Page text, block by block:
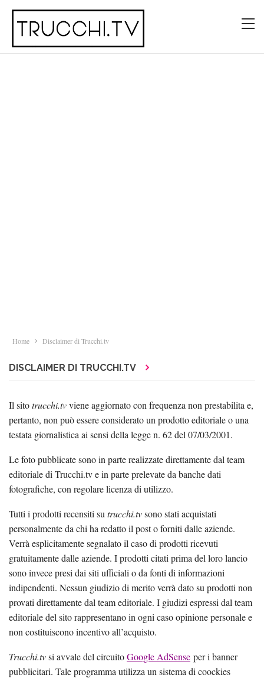
Home Disclaimer di Trucchi.tv
DISCLAIMER DI TRUCCHI.TV
Il sitotrucchi.tvviene aggiornato con frequenza non prestabilita e,
pertanto, non può essere considerato un prodotto editoriale o una
testata giornalistica ai sensi della legge n. 62 del 07/03/2001.
Le foto pubblicate sono in parte realizzate direttamente dal team
editoriale di Trucchi.tv e in parte prelevate da banche dati
fotografiche, con regolare licenza di utilizzo.
Tutti i prodotti recensiti su trucchi.tvsono stati acquistati
personalmente da chi ha redatto il post o forniti dalle aziende.
Verrà esplicitamente segnalato il caso di prodotti ricevuti
gratuitamente dalle aziende. I prodotti citati prima del loro lancio
sono invece presi dai siti ufficiali o da fonti di informazioni
indipendenti. Nessun giudizio di merito verrà dato su prodotti non
provati direttamente dal team editoriale. I giudizi espressi dal team
editoriale del sito rappresentano in ogni caso opinione personale e
non costituiscono incentivo all’acquisto.
Trucchi.tvsi avvale del circuitoGoogle AdSense per i banner
pubblicitari. Tale programma utilizza un sistema di coockies